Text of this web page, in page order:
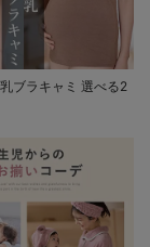
ブラキャミ 選べる2